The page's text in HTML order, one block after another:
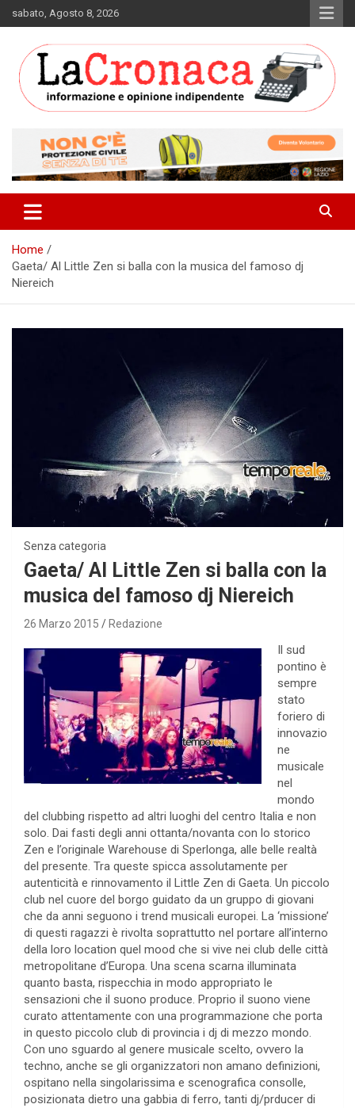
to
sabato, Agosto 8, 2026
La Cronaca Quotidiano
Home
Gaeta/ Al Little Zen si balla con la musica del famoso dj
Niereich
Senza categoria
Gaeta/ Al Little Zen si balla con la
musica del famoso dj Niereich
26 Marzo 2015 Redazione
Il sud
pontino è
sempre
stato
foriero di
innovazio
ne
musicale
nel
mondo
del clubbing rispetto ad altri luoghi del centro Italia e non
solo. Dai fasti degli anni ottanta/novanta con lo storico
Zen e l’originale Warehouse di Sperlonga, alle belle realtà
del presente. Tra queste spicca assolutamente per
autenticità e rinnovamento il Little Zen di Gaeta. Un piccolo
club nel cuore del borgo guidato da un gruppo di giovani
che da anni seguono i trend musicali europei. La ‘missione’
di questi ragazzi è rivolta soprattutto nel portare all’interno
della loro location quel mood che si vive nei club delle città
metropolitane d’Europa. Una scena scarna illuminata
quanto basta, rispecchia in modo appropriato le
sensazioni che il suono produce. Proprio il suono viene
curato attentamente con una programmazione che porta
in questo piccolo club di provincia i dj di mezzo mondo.
Con uno sguardo al genere musicale scelto, ovvero la
techno, anche se gli organizzatori non amano definizioni,
ospitano nella singolarissima e scenografica consolle,
posizionata dietro una gabbia di ferro, tanti dj/prducer di